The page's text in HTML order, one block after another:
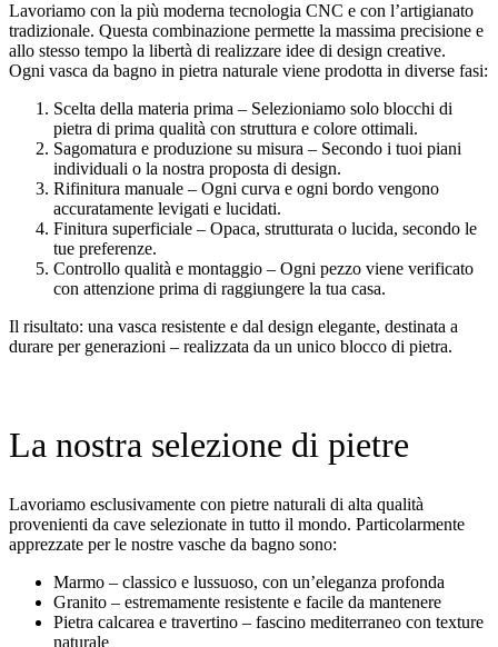
Lavoriamo con la più moderna tecnologia CNC e con l’artigianato
tradizionale. Questa combinazione permette la massima precisione e
allo stesso tempo la libertà di realizzare idee di design creative.
Ogni vasca da bagno in pietra naturale viene prodotta in diverse fasi:
Scelta della materia prima – Selezioniamo solo blocchi di
pietra di prima qualità con struttura e colore ottimali.
Sagomatura e produzione su misura – Secondo i tuoi piani
individuali o la nostra proposta di design.
Rifinitura manuale – Ogni curva e ogni bordo vengono
accuratamente levigati e lucidati.
Finitura superficiale – Opaca, strutturata o lucida, secondo le
tue preferenze.
Controllo qualità e montaggio – Ogni pezzo viene verificato
con attenzione prima di raggiungere la tua casa.
Il risultato: una vasca resistente e dal design elegante, destinata a
durare per generazioni – realizzata da un unico blocco di pietra.
La nostra selezione di pietre
Lavoriamo esclusivamente con pietre naturali di alta qualità
provenienti da cave selezionate in tutto il mondo. Particolarmente
apprezzate per le nostre vasche da bagno sono:
Marmo – classico e lussuoso, con un’eleganza profonda
Granito – estremamente resistente e facile da mantenere
Pietra calcarea e travertino – fascino mediterraneo con texture
naturale